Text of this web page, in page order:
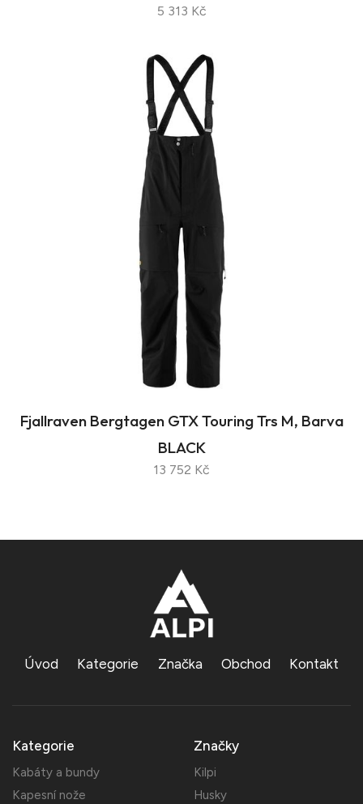
5 313 Kč
Fjallraven Bergtagen GTX Touring Trs M, Barva
BLACK
13 752 Kč
Úvod Kategorie Značka Obchod Kontakt
Kategorie
Kabáty a bundy
Kapesní nože
Značky
Kilpi
Husky